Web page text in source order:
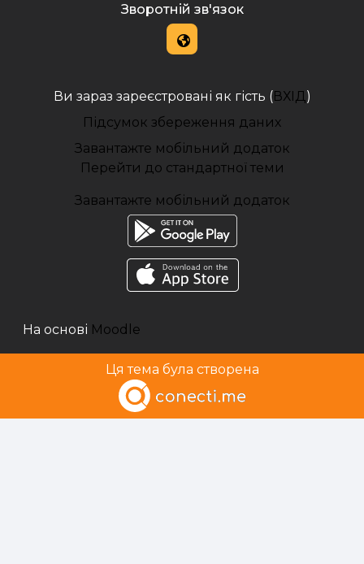
Зворотній зв'язок
Ви зараз зареєстровані як гість (ВХІД )
Підсумок збереження даних
Завантажте мобільний додаток
Перейти до стандартної теми
Завантажте мобільний додаток
На основі Moodle
Ця тема була створена